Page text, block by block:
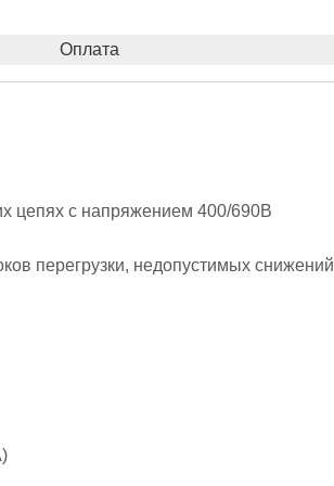
Оплата
цепях с напряжением 400/690В
перегрузки, недопустимых снижений